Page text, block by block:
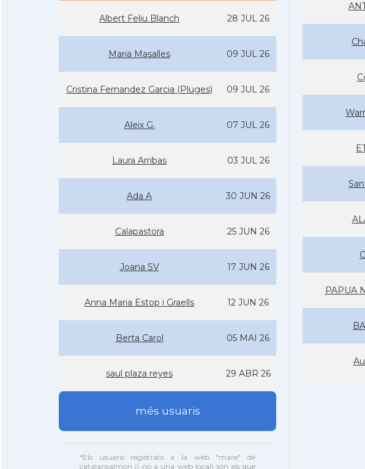
Albert Feliu Blanch 28 JUL 26
Maria Masalles 09 JUL 26
Cristina Fernandez Garcia (Pluges) 09 JUL 26
Aleix G. 07 JUL 26
Laura Arribas 03 JUL 26
Ada A 30 JUN 26
Calapastora 25 JUN 26
Joana SV 17 JUN 26
Anna Maria Estop i Graells 12 JUN 26
Berta Carol 05 MAI 26
saul plaza reyes 29 ABR 26
més usuaris
*Els usuaris registrats a la web "mare" de
catalansalmon (i no a una web local) són els que
PAPUA